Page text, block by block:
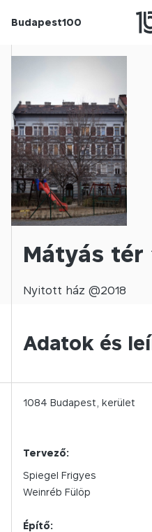
Budapest100
Mátyás tér
Nyitott ház @2018
Adatok és
1084 Budapest, kerület
Tervező:
Spiegel Frigyes
Weinréb Fülöp
Építő: